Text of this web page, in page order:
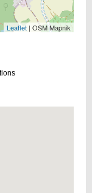
Leaflet | OSM Mapnik